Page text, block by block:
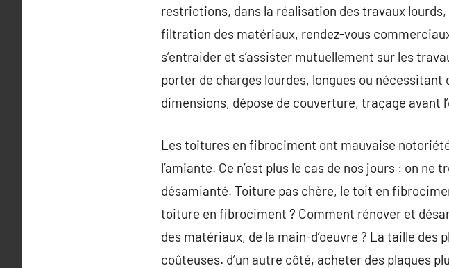
restrictions, dans la réalisation des travaux
filtration des matériaux, rendez-vous
s’entraider et s’assister mutuellement sur les
porter de charges lourdes, longues ou nécessitant
dimensions, dépose de couverture, traçage avant
Les toitures en fibrociment ont mauvaise
l’amiante. Ce n’est plus le cas de nos jours : on
désamianté. Toiture pas chère, le toit en
toiture en fibrociment ? Comment rénover et
des matériaux, de la main-d’oeuvre ? La taille des
coûteuses. d’un autre côté, acheter des plaques